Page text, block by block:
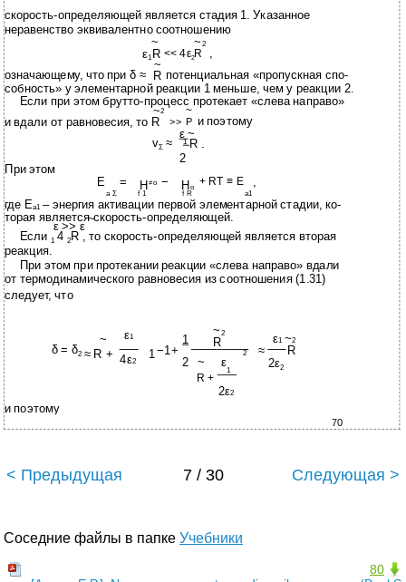
скорость-определяющей является стадия 1. Указанное
неравенство эквивалентно соотношению
~
~ 2
ε1 R << 4ε2R
означающему, что при δ ≈
~
потенциальная «пропускная спо-
R
собность» у элементарной реакции 1 меньше, чем у реакции 2.
Если при этом брутто-процесс протекает «слева направо»
~2 ~
и поэтому
и вдали от равновесия, то R >> P
vΣ ≈
ε~
1 R .
При этом
2
H≠o H o
E
a Σ
= − + RT ≡ E
a1
f 1 f R
где Еа1– энергия активации первой элементарной стадии, ко-
торая является скорость-определяющей.
ε >> ε
~
Если 1 4 2R , то скорость-определяющей является вторая
реакция.
При этом при протекании реакции «слева направо» вдали
от термодинамического равновесия из соотношения (1.31)
следует, что
~ 2
~ ε1 1 ε1 ~2
R
δ = δ2 −1+ ≈ R
2
≈ R + 1
2 ~ ε
4ε2
1
2ε2
R +
2ε2
и поэтому
70
< Предыдущая 7 / 30 Следующая >
Соседние файлы в папке Учебники
80